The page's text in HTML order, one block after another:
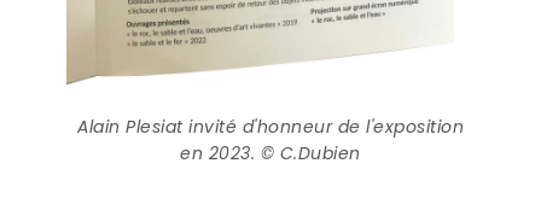
Alain Plesiat invité d'honneur de l'exposition
en 2023. © C.Dubien